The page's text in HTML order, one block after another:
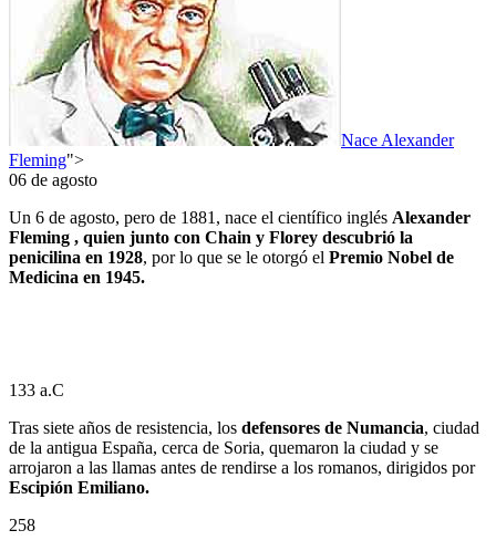
Nace Alexander
Fleming">
06 de agosto
Un 6 de agosto, pero de 1881, nace el científico inglés Alexander
Fleming , quien junto con Chain y Florey descubrió la
penicilina en 1928, por lo que se le otorgó el Premio Nobel de
Medicina en 1945.
133 a.C
Tras siete años de resistencia, los defensores de Numancia, ciudad
de la antigua España, cerca de Soria, quemaron la ciudad y se
arrojaron a las llamas antes de rendirse a los romanos, dirigidos por
Escipión Emiliano.
258